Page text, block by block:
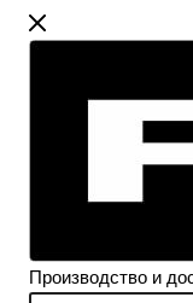
Производство и